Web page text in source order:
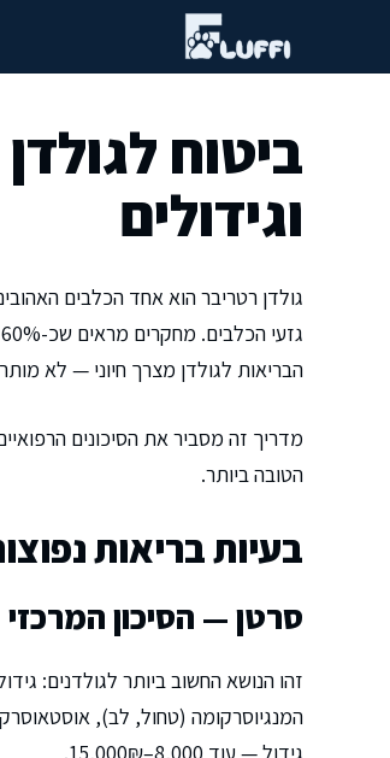
וגידולים
גולדן רטריבר הוא אחד הכלבים
הבריאות לגולדן מצרך חיוני — לא
מדריך זה מסביר את הסיכונים
הטובה ביותר.
בעיות בריאות
סרטן — הסיכון המרכזי
זהו הנושא החשוב ביותר לגולדנים: